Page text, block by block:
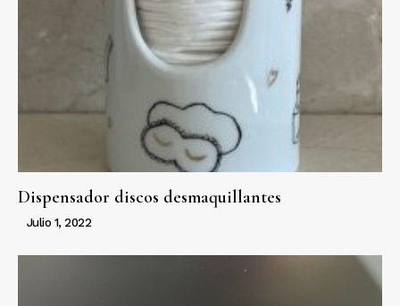
Dispensador discos desmaquillantes
Julio 1, 2022